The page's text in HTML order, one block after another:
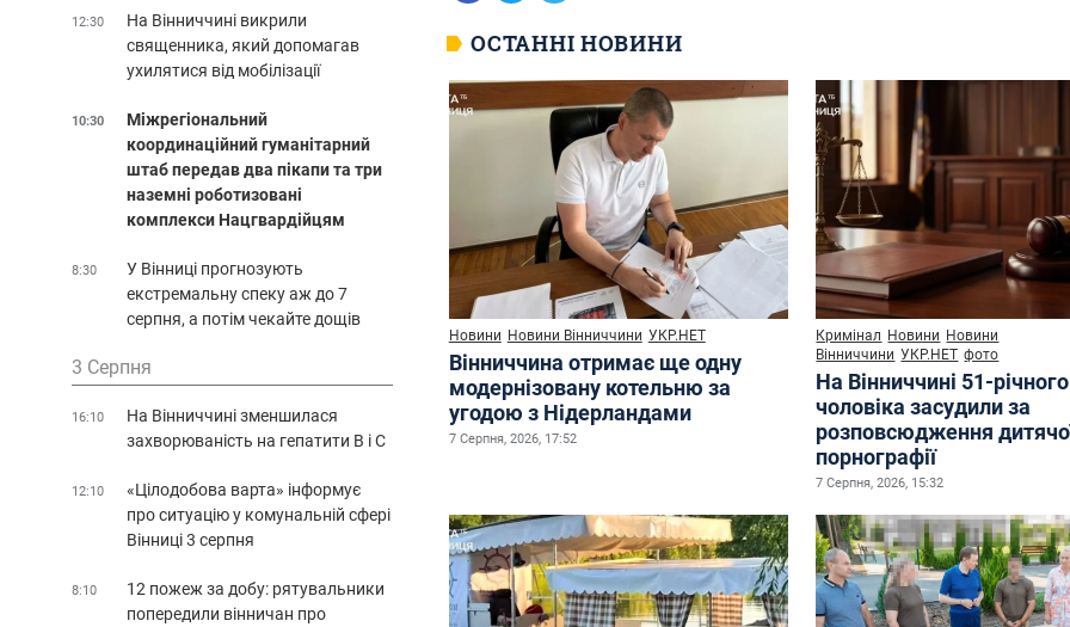
ОСТАННІ НОВИНИ
Новини Новини Вінниччини УКР.НЕТ
Вінниччина отримає ще одну
модернізовану котельню за
угодою з Нідерландами
7 Серпня, 2026, 17:52
Кримінал Новини Новини
Вінниччини УКР.НЕТ фото
На Вінниччині 51-річного
чоловіка засудили за
розповсюдження
порнографії
7 Серпня, 2026, 15:32
12:30
На Вінниччині викрили
священника, який допомагав
ухилятися від мобілізації
10:30
Міжрегіональний
координаційний гуманітарний
штаб передав два пікапи та три
наземні роботизовані
комплекси Нацгвардійцям
8:30
У Вінниці прогнозують
екстремальну спеку аж до 7
серпня, а потім чекайте дощів
3 Серпня
16:10
На Вінниччині зменшилася
захворюваність на гепатити В і С
12:10
«Цілодобова варта» інформує
про ситуацію у комунальній сфері
Вінниці 3 серпня
8:10
12 пожеж за добу: рятувальники
попередили вінничан про